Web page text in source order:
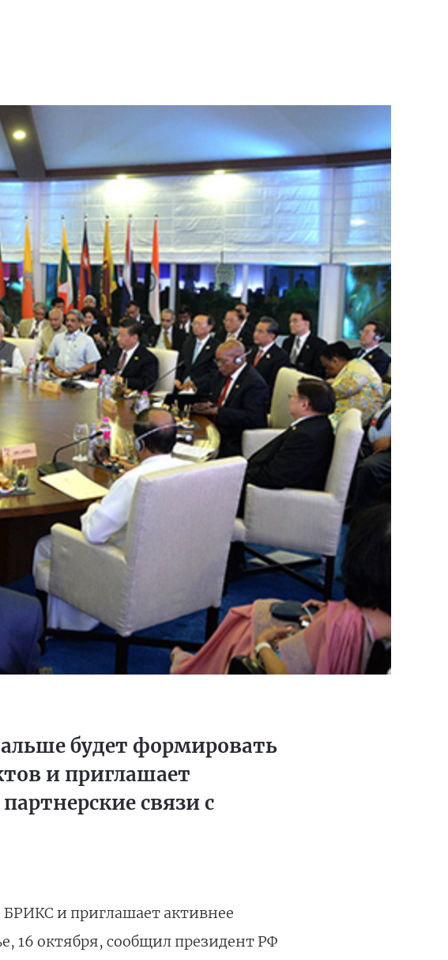
будет формировать
и приглашает
связи с
и приглашает активнее
16 октября, сообщил президент РФ